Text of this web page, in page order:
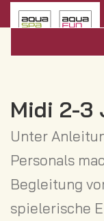
Midi 2-3
Unter
Personals
Begleitung
spielerische